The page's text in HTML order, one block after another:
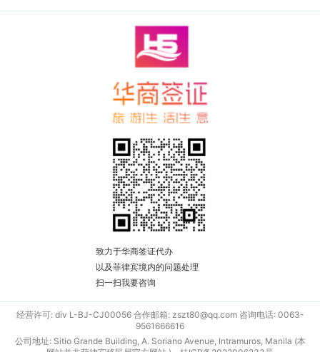
致力于华商签证代办
以及菲律宾境内的问题处理
扫一扫我要咨询
经营许可: div L-BJ-CJ00056 合作邮箱: zszt80@qq.com 咨询电话: 0063-
9561666616
公司地址: Sitio Grande Building, A. Soriano Avenue, Intramuros, Manila (本